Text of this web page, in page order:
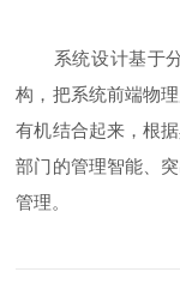
系统设计基于分
构，把系统前端物
有机结合起来，根
部门的管理智能、
管理。